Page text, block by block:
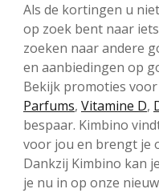
Als de kortingen u
op zoek bent naar
zoeken naar andere
en aanbiedingen op
Bekijk promoties
Parfums, Vitamine D,
bespaar. Kimbino
voor jou en brengt je
Dankzij Kimbino kan
je nu in op onze